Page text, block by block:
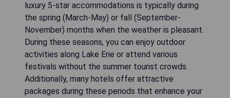
luxury 5-star accommodations is typically during
the spring (March-May) or fall (September-
November) months when the weather is pleasant.
During these seasons, you can enjoy outdoor
activities along Lake Erie or attend various
festivals without the summer tourist crowds.
Additionally, many hotels offer attractive
packages during these periods that enhance your